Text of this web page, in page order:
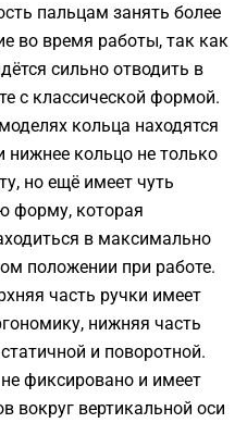
пальцам занять более
во время работы, так как
сильно отводить в
с классической формой.
кольца находятся
нижнее кольцо не только
но ещё имеет чуть
форму, которая
в максимально
положении при работе.
часть ручки имеет
нижняя часть
и поворотной.
фиксировано и имеет
вокруг вертикальной оси